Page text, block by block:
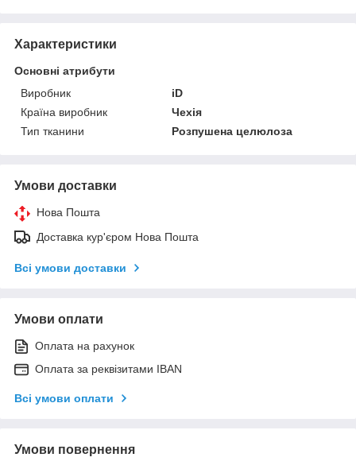
Характеристики
Основні атрибути
Виробник
iD
Країна виробник
Чехія
Тип тканини
Розпушена целюлоза
Умови доставки
Нова Пошта
Доставка кур'єром Нова Пошта
Всі умови доставки
Умови оплати
Оплата на рахунок
Оплата за реквізитами IBAN
Всі умови оплати
Умови повернення